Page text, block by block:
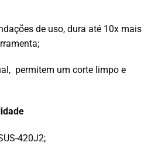
de uso, dura até 10x mais
permitem um corte limpo e
420J2;